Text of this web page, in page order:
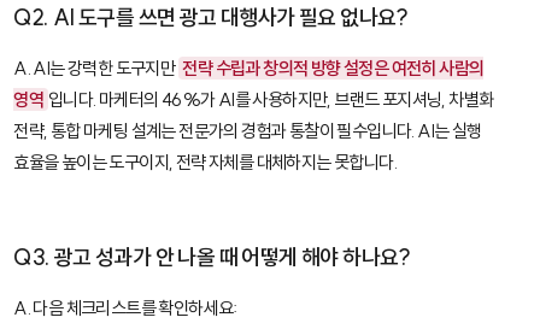
Q2. AI 도구를 쓰면 광고 대행사가 필요 없나요?
A. AI는 강력한 도구지만 전략 수립과 창의적 방향 설정은 여전히 사람의
영역 입니다. 마케터의 46%가 AI를 사용하지만, 브랜드 포지셔닝, 차별화
전략, 통합 마케팅 설계는 전문가의 경험과 통찰이 필수입니다. AI는 실행
효율을 높이는 도구이지, 전략 자체를 대체하지는 못합니다.
Q3. 광고 성과가 안 나올 때 어떻게 해야 하나요?
A. 다음 체크리스트를 확인하세요: